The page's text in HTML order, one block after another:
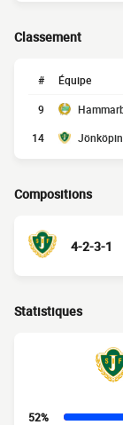
Classement
# Équipe
9
14
Compositions
4-2-3-1
Statistiques
52%